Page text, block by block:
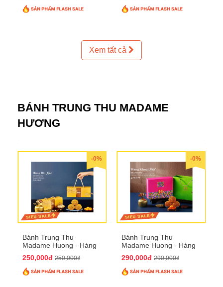
Xem tất cả
BÁNH TRUNG THU MADAME
HƯƠNG
-0%
Bánh Trung Thu
Madame Huong - Hàng
250,000đ 250,000₫
-0%
Bánh Trung Thu
Madame Huong - Hàng
290,000đ 290,000₫